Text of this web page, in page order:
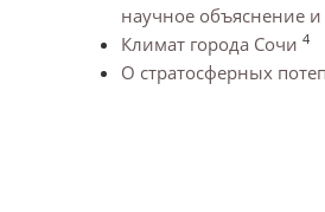
научное объяснение и
Климат города Сочи 4
О стратосферных